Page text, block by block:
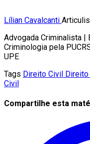
Lílian Cavalcanti
Advogada Criminalista
Criminologia pela
UPE
Tags Direito Civil
Civil
Compartilhe esta